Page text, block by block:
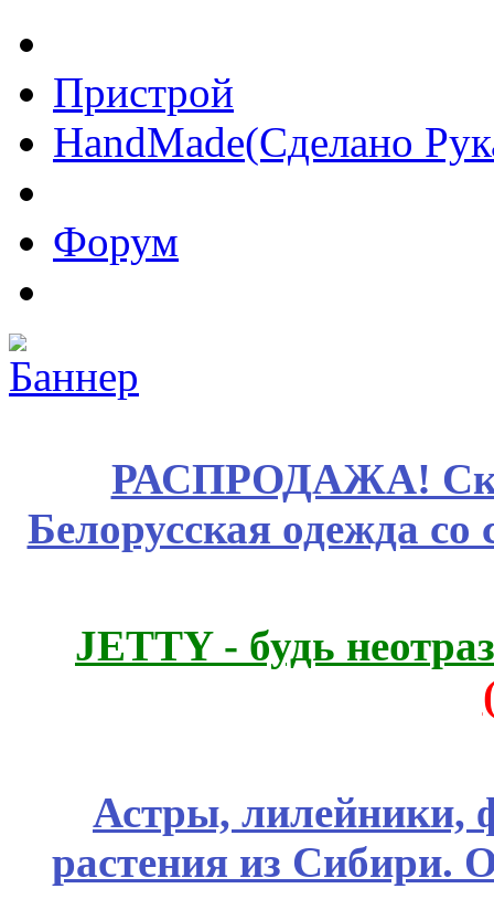
Пристрой
HandMade(Сделано
Форум
РАСПРОДАЖА!
Белорусская одежда
JETTY - будь
Астры, лилейники,
растения из Сибири.